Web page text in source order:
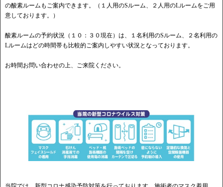
の酸素ルームもご案内できます。（１人用のSルーム、２人用のLルームをご用
意しております。）
酸素ルームの予約状況（１０：３０現在）は、１名利用のSルーム、２名利用の
Lルームはどの時間帯も比較的ご案内しやすい状況となっております。
お時間お問い合わせの上、ご来院ください。